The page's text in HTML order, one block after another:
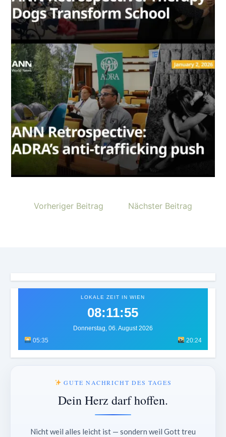
Vorheriger Beitrag Nächster Beitrag
LOKALE ZEIT IN WIEN
08:12:00
Donnerstag, 06. August 2026
05:35
20:24
GUTE NACHRICHT DES TAGES
Dein Herz darf hoffen.
Nicht weil alles leicht ist — sondern weil Gott treu